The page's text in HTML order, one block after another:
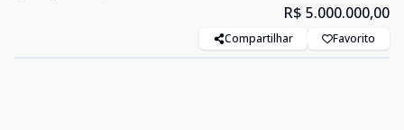
R$ 5.000.000,00
Compartilhar Favorito